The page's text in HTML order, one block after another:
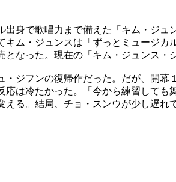
身で歌唱力まで備えた「キム・ジュ
ム・ジュンスは「ずっとミュージカ
なった。現在の「キム・ジュンス・
ジフンの復帰作だった。だが、開
は冷たかった。「今から練習しても
る。結局、チョ・スンウが少し遅れ